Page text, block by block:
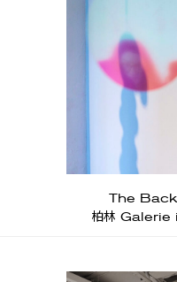
The
柏林